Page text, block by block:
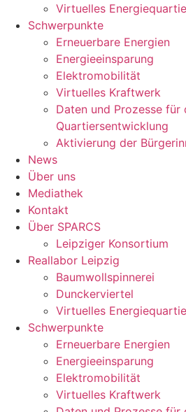
Virtuelles
Schwerpunkte
Erneuerbare Energien
Energieeinsparung
Elektromobilität
Virtuelles Kraftwerk
Daten und Prozesse
Quartiersentwicklung
Aktivierung der
News
Über uns
Mediathek
Kontakt
Über SPARCS
Leipziger Konsortium
Reallabor Leipzig
Baumwollspinnerei
Dunckerviertel
Virtuelles
Schwerpunkte
Erneuerbare Energien
Energieeinsparung
Elektromobilität
Virtuelles Kraftwerk